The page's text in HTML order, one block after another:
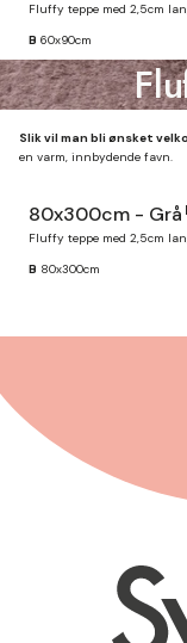
Fluffy teppe med 2,5cm
B 60x90cm
Slik vil man bli ønsket
en varm, innbydende favn.
80x300cm - Grå
Fluffy teppe med 2,5cm
B 80x300cm